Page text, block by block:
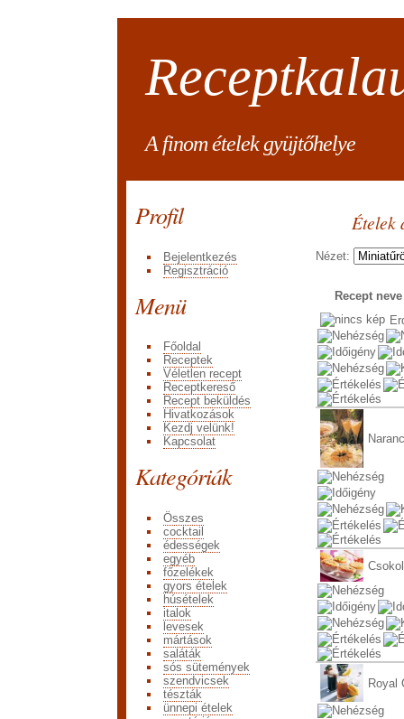
A finom ételek gyüjtőhelye
Profil
Bejelentkezés
Regisztráció
Menü
Főoldal
Receptek
Véletlen recept
Receptkereső
Recept beküldés
Hivatkozások
Kezdj velünk!
Kapcsolat
Kategóriák
Összes
cocktail
édességek
egyéb
főzelékek
gyors ételek
húsételek
italok
levesek
mártások
saláták
sós sütemények
szendvicsek
tészták
ünnepi ételek
Ételek
Nézet:
Recept
Royal